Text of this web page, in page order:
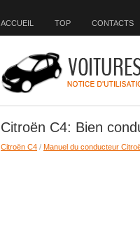
ACCUEIL TOP CONTACTS
Citroën C4: Bien
Citroën C4 / Manuel du conducteur